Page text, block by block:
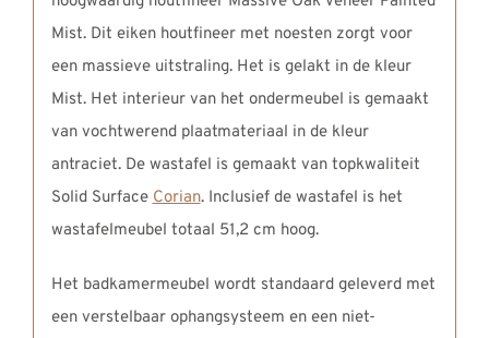
Mist. Dit eiken houtfineer met noesten zorgt voor
een massieve uitstraling. Het is gelakt in de kleur
Mist. Het interieur van het ondermeubel is gemaakt
van vochtwerend plaatmateriaal in de kleur
antraciet. De wastafel is gemaakt van topkwaliteit
Solid Surface Corian. Inclusief de wastafel is het
wastafelmeubel totaal 51,2 cm hoog.
Het badkamermeubel wordt standaard geleverd met
een verstelbaar ophangsysteem en een niet-